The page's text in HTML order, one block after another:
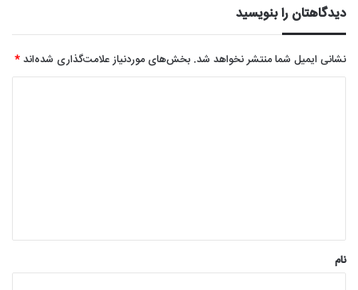
دیدگاهتان را بنویسید
نشانی ایمیل شما منتشر نخواهد شد. بخش‌های موردنیاز علامت‌گذاری شده‌اند*
نام